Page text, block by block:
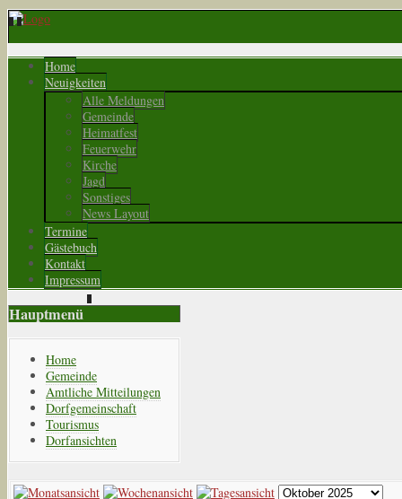
Home
Neuigkeiten
Alle Meldungen
Gemeinde
Heimatfest
Feuerwehr
Kirche
Jagd
Sonstiges
News Layout
Termine
Gästebuch
Kontakt
Impressum
Hauptmenü
Home
Gemeinde
Amtliche Mitteilungen
Dorfgemeinschaft
Tourismus
Dorfansichten